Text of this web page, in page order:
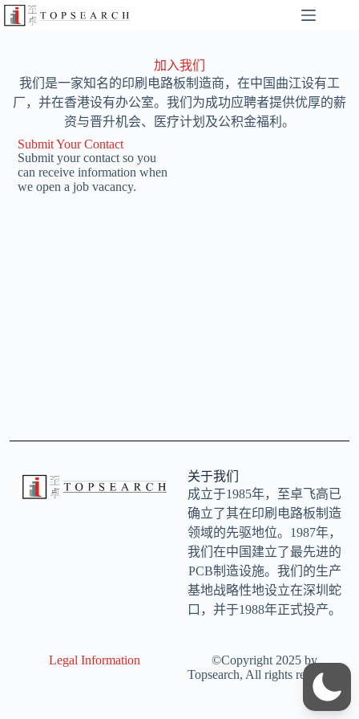
加入我们
我们是一家知名的印刷电路板制造商，在中国曲江设有工
厂，并在香港设有办公室。我们为成功应聘者提供优厚的薪
资与晋升机会、医疗计划及公积金福利。
Submit Your Contact
Submit your contact so you
can receive information when
we open a job vacancy.
关于我们
成立于1985年，至卓飞高已
确立了其在印刷电路板制造
领域的先驱地位。1987年，
我们在中国建立了最先进的
PCB制造设施。我们的生产
基地战略性地设立在深圳蛇
口，并于1988年正式投产。
©Copyright 2025 by
Topsearch, All rights reserved.
Legal Information